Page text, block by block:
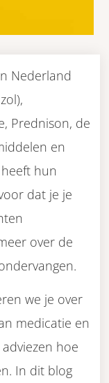
Nederland
Prednison, de
en
heeft hun
dat je je
over de
we je over
medicatie en
hoe
In dit blog